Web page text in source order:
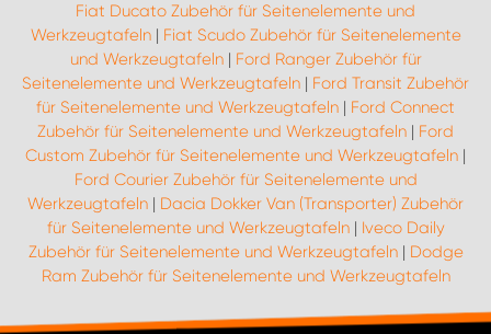
Fiat Ducato Zubehör für Seitenelemente und
Werkzeugtafeln| Fiat Scudo Zubehör für Seitenelemente
und Werkzeugtafeln| Ford Ranger Zubehör für
Seitenelemente und Werkzeugtafeln | Ford Transit Zubehör
für Seitenelemente und Werkzeugtafeln | Ford Connect
Zubehör für Seitenelemente und Werkzeugtafeln | Ford
Custom Zubehör für Seitenelemente und Werkzeugtafeln |
Ford Courier Zubehör für Seitenelemente und
Werkzeugtafeln | Dacia Dokker Van (Transporter) Zubehör
für Seitenelemente und Werkzeugtafeln| Iveco Daily
Zubehör für Seitenelemente und Werkzeugtafeln| Dodge
Ram Zubehör für Seitenelemente und Werkzeugtafeln